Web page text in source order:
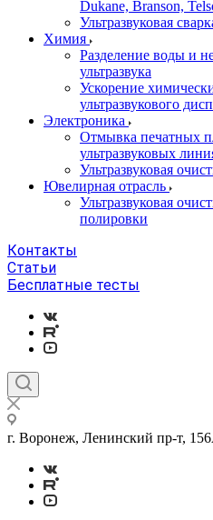
Dukane, Branson,
Ультразвуковая
Химия
Разделение воды и
ультразвука
Ускорение
ультразвукового
Электроника
Отмывка печатных
ультразвуковых
Ультразвуковая
Ювелирная отрасль
Ультразвуковая
полировки
Контакты
Статьи
Бесплатные тесты
г. Воронеж, Ленинский пр-т,